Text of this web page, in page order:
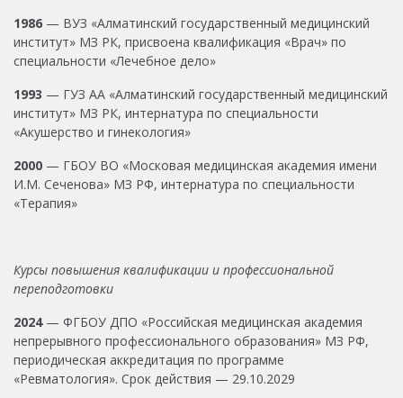
1986 — ВУЗ «Алматинский государственный медицинский
институт» МЗ РК, присвоена квалификация «Врач» по
специальности «Лечебное дело»
1993 — ГУЗ АА «Алматинский государственный медицинский
институт» МЗ РК, интернатура по специальности
«Акушерство и гинекология»
2000 — ГБОУ ВО «Московая медицинская академия имени
И.М. Сеченова» МЗ РФ, интернатура по специальности
«Терапия»
Курсы повышения квалификации и профессиональной
переподготовки
2024 — ФГБОУ ДПО «Российская медицинская академия
непрерывного профессионального образования» МЗ РФ,
периодическая аккредитация по программе
«Ревматология». Срок действия — 29.10.2029